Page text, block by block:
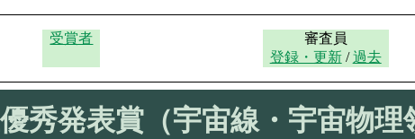
受賞者
審査員
登録・更新/過去
秀発表賞（宇宙線・宇宙物理